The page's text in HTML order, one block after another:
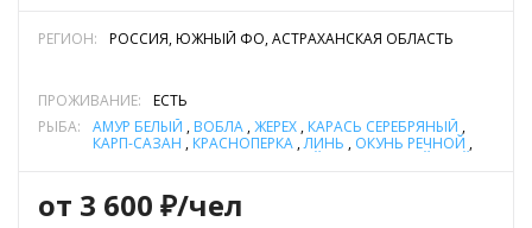
РЕГИОН: РОССИЯ, ЮЖНЫЙ ФО, АСТРАХАНСКАЯ ОБЛАСТЬ
ПРОЖИВАНИЕ:
ЕСТЬ
РЫБА:
АМУР БЕЛЫЙ , ВОБЛА ,ЖЕРЕХ , КАРАСЬ СЕРЕБРЯНЫЙ ,
КАРП-САЗАН , КРАСНОПЕРКА ,ЛИНЬ , ОКУНЬ РЕЧНОЙ ,
от 3 600 ₽/чел